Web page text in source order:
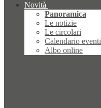
Novità
Panoramica
Le notizie
Le circolari
Calendario eventi
Albo online